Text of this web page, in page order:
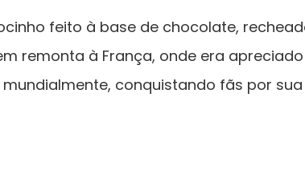
feito à base de chocolate,
remonta à França, onde era apreciado
conquistando fãs por